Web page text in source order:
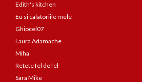
Edith's kitchen
Eu si calatoriile mele
Ghiocel07
Laura Adamache
Miha
Retete fel de fel
Sara Mike